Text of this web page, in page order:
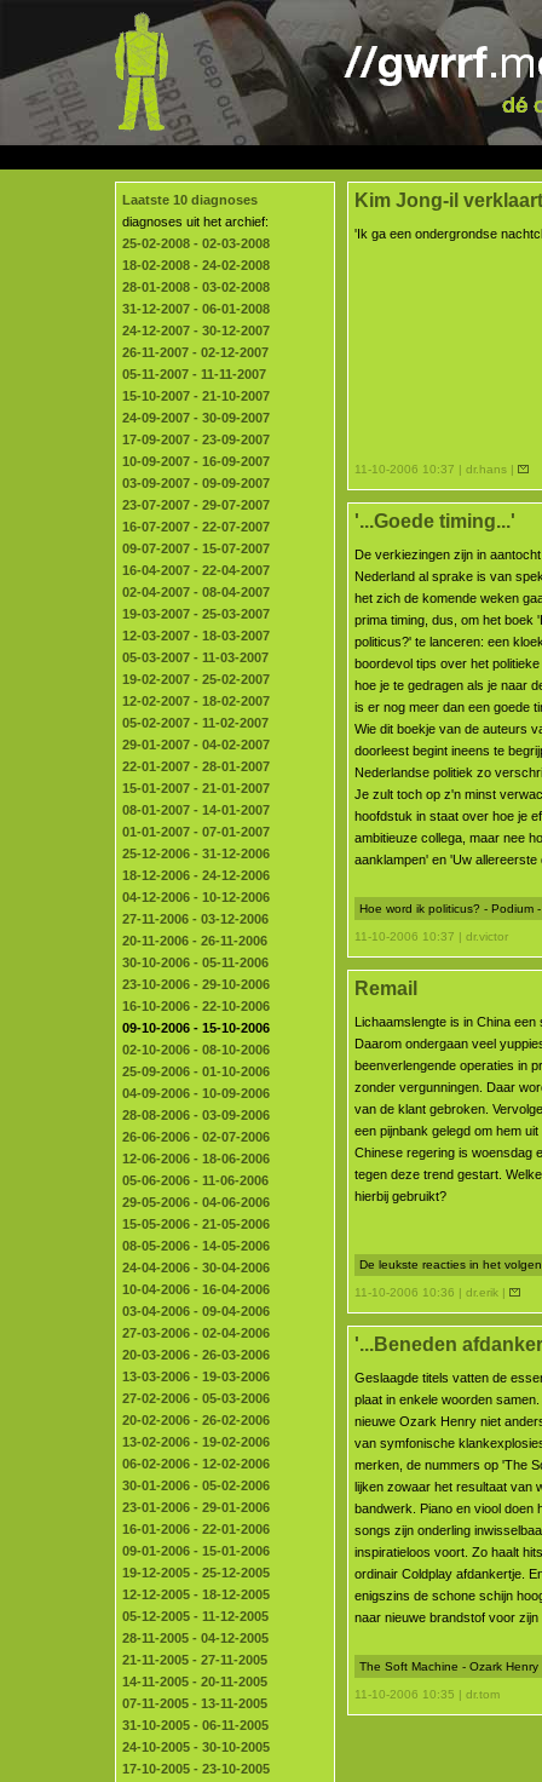
Laatste 10 diagnoses
diagnoses uit het archief:
25-02-2008 - 02-03-2008
18-02-2008 - 24-02-2008
28-01-2008 - 03-02-2008
31-12-2007 - 06-01-2008
24-12-2007 - 30-12-2007
26-11-2007 - 02-12-2007
05-11-2007 - 11-11-2007
15-10-2007 - 21-10-2007
24-09-2007 - 30-09-2007
17-09-2007 - 23-09-2007
10-09-2007 - 16-09-2007
03-09-2007 - 09-09-2007
23-07-2007 - 29-07-2007
16-07-2007 - 22-07-2007
09-07-2007 - 15-07-2007
16-04-2007 - 22-04-2007
02-04-2007 - 08-04-2007
19-03-2007 - 25-03-2007
12-03-2007 - 18-03-2007
05-03-2007 - 11-03-2007
19-02-2007 - 25-02-2007
12-02-2007 - 18-02-2007
05-02-2007 - 11-02-2007
29-01-2007 - 04-02-2007
22-01-2007 - 28-01-2007
15-01-2007 - 21-01-2007
08-01-2007 - 14-01-2007
01-01-2007 - 07-01-2007
25-12-2006 - 31-12-2006
18-12-2006 - 24-12-2006
04-12-2006 - 10-12-2006
27-11-2006 - 03-12-2006
20-11-2006 - 26-11-2006
30-10-2006 - 05-11-2006
23-10-2006 - 29-10-2006
16-10-2006 - 22-10-2006
09-10-2006 - 15-10-2006
02-10-2006 - 08-10-2006
25-09-2006 - 01-10-2006
04-09-2006 - 10-09-2006
28-08-2006 - 03-09-2006
26-06-2006 - 02-07-2006
12-06-2006 - 18-06-2006
05-06-2006 - 11-06-2006
29-05-2006 - 04-06-2006
15-05-2006 - 21-05-2006
08-05-2006 - 14-05-2006
24-04-2006 - 30-04-2006
10-04-2006 - 16-04-2006
03-04-2006 - 09-04-2006
27-03-2006 - 02-04-2006
20-03-2006 - 26-03-2006
13-03-2006 - 19-03-2006
27-02-2006 - 05-03-2006
20-02-2006 - 26-02-2006
13-02-2006 - 19-02-2006
06-02-2006 - 12-02-2006
30-01-2006 - 05-02-2006
23-01-2006 - 29-01-2006
16-01-2006 - 22-01-2006
09-01-2006 - 15-01-2006
19-12-2005 - 25-12-2005
12-12-2005 - 18-12-2005
05-12-2005 - 11-12-2005
28-11-2005 - 04-12-2005
21-11-2005 - 27-11-2005
14-11-2005 - 20-11-2005
07-11-2005 - 13-11-2005
31-10-2005 - 06-11-2005
24-10-2005 - 30-10-2005
17-10-2005 - 23-10-2005
Kim Jong-il
'Ik ga een ondergrondse
11-10-2006 10:37 | dr.hans |
'...Goede timing...'
De verkiezingen zijn in
Nederland al sprake is van
het zich de komende weken
prima timing, dus, om het boek
politicus?' te lanceren: een
boordevol tips over het
hoe je te gedragen als je naar
is er nog meer dan een goede
Wie dit boekje van de auteurs
doorleest begint ineens te
Nederlandse politiek zo
Je zult toch op z'n minst
hoofdstuk in staat over hoe je
ambitieuze collega, maar nee
aanklampen' en 'Uw
Hoe word ik politicus? - Podium
11-10-2006 10:37 | dr.victor
Remail
Lichaamslengte is in China een
Daarom ondergaan veel
beenverlengende operaties in
zonder vergunningen. Daar
van de klant gebroken.
een pijnbank gelegd om hem
Chinese regering is woensdag
tegen deze trend gestart.
hierbij gebruikt?
De leukste reacties in het
11-10-2006 10:36 | dr.erik |
'...Beneden
Geslaagde titels vatten de
plaat in enkele woorden
nieuwe Ozark Henry niet
van symfonische
merken, de nummers op 'The
lijken zowaar het resultaat van
bandwerk. Piano en viool doen
songs zijn onderling
inspiratieloos voort. Zo haalt
ordinair Coldplay afdankertje.
enigszins de schone schijn
naar nieuwe brandstof voor
The Soft Machine - Ozark
11-10-2006 10:35 | dr.tom